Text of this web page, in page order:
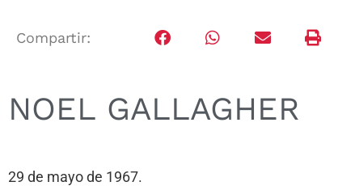
Compartir:
NOEL GALLAGHER
29 de mayo de 1967.